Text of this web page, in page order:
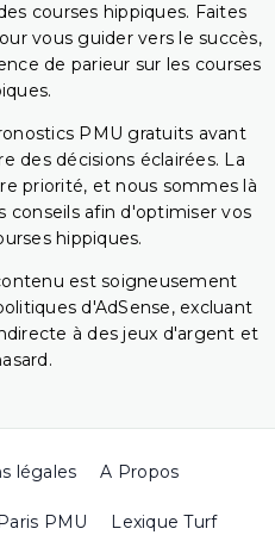
courses hippiques. Faites
vous guider vers le succès,
de parieur sur les courses
PMU gratuits avant
des décisions éclairées. La
priorité, et nous sommes là
conseils afin d'optimiser vos
hippiques.
est soigneusement
d'AdSense, excluant
à des jeux d'argent et
légales A Propos
PMU Lexique Turf